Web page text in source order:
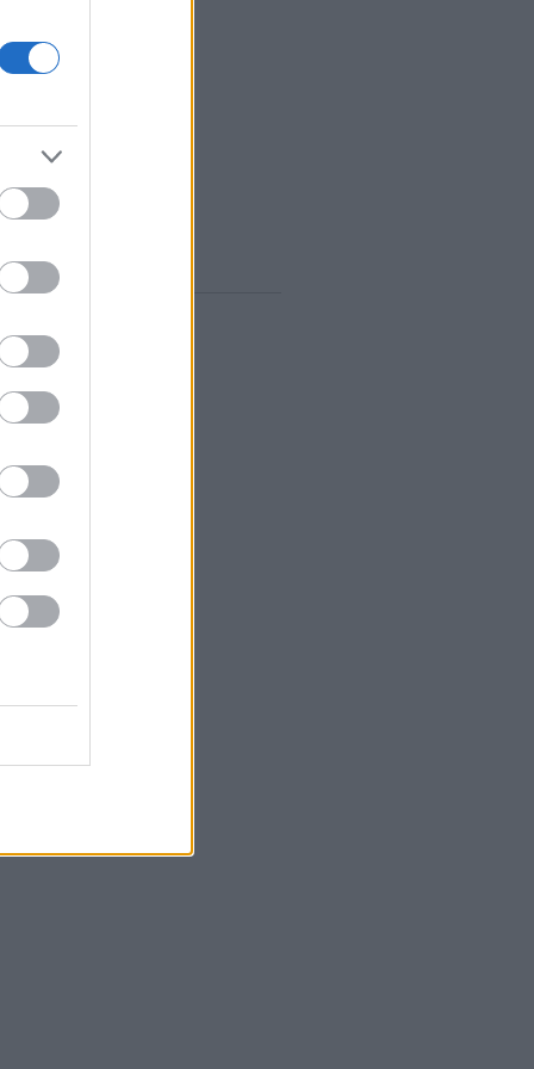
(13)
(12)
...
RSS
,kommentek